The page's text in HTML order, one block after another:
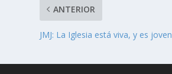
ANTERIOR
JMJ: La Iglesia está viva, y es joven